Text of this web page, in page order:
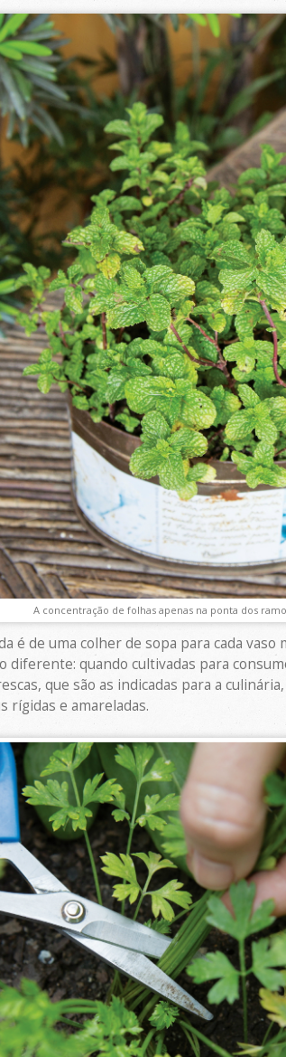
A concentração de folhas apenas na ponta dos
é de uma colher de sopa para cada vaso
diferente: quando cultivadas para
que são as indicadas para a
rígidas e amareladas.